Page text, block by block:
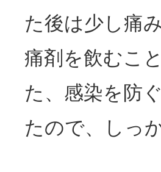
た後は少し痛
痛剤を飲むこ
た、感染を防
たので、しっ